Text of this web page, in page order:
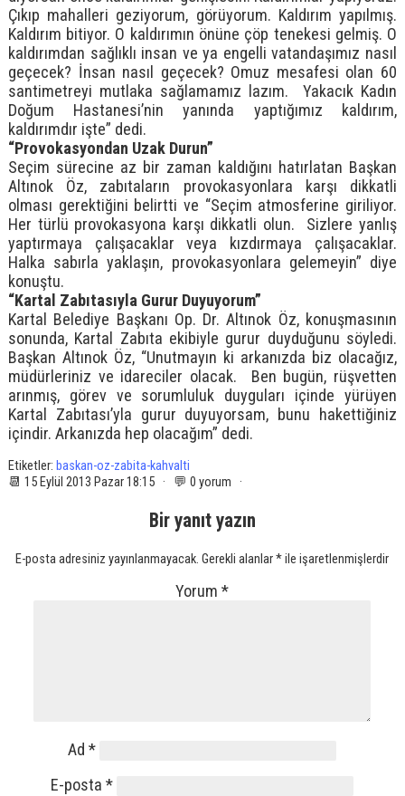
Çıkıp mahalleri geziyorum, görüyorum. Kaldırım yapılmış.
Kaldırım bitiyor. O kaldırımın önüne çöp tenekesi gelmiş. O
kaldırımdan sağlıklı insan ve ya engelli vatandaşımız nasıl
geçecek? İnsan nasıl geçecek? Omuz mesafesi olan 60
santimetreyi mutlaka sağlamamız lazım. Yakacık Kadın
Doğum Hastanesi’nin yanında yaptığımız kaldırım,
kaldırımdır işte” dedi.
“Provokasyondan Uzak Durun”
Seçim sürecine az bir zaman kaldığını hatırlatan Başkan
Altınok Öz, zabıtaların provokasyonlara karşı dikkatli
olması gerektiğini belirtti ve “Seçim atmosferine giriliyor.
Her türlü provokasyona karşı dikkatli olun. Sizlere yanlış
yaptırmaya çalışacaklar veya kızdırmaya çalışacaklar.
Halka sabırla yaklaşın, provokasyonlara gelemeyin” diye
konuştu.
“Kartal Zabıtasıyla Gurur Duyuyorum”
Kartal Belediye Başkanı Op. Dr. Altınok Öz, konuşmasının
sonunda, Kartal Zabıta ekibiyle gurur duyduğunu söyledi.
Başkan Altınok Öz, “Unutmayın ki arkanızda biz olacağız,
müdürleriniz ve idareciler olacak. Ben bugün, rüşvetten
arınmış, görev ve sorumluluk duyguları içinde yürüyen
Kartal Zabıtası’yla gurur duyuyorsam, bunu hakettiğiniz
içindir. Arkanızda hep olacağım” dedi.
Etiketler: baskan-oz-zabita-kahvalti
📆 15 Eylül 2013 Pazar 18:15 · 💬 0 yorum ·
Bir yanıt yazın
E-posta adresiniz yayınlanmayacak. Gerekli alanlar*ile işaretlenmişlerdir
Yorum*
Ad*
E-posta*